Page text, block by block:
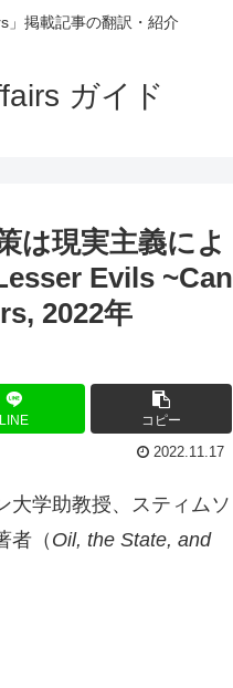
」掲載記事の翻訳・紹介
ガイド
は現実主義によ
Evils ~Can
2022年
LINE コピー
2022.11.17
大学助教授、スティムソ
者（ Oil, the State, and